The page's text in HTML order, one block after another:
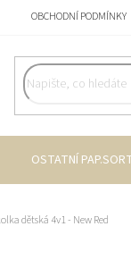
OBCHODNÍ PODMÍNKY
OSTATNÍ
dětská 4v1 - New Red